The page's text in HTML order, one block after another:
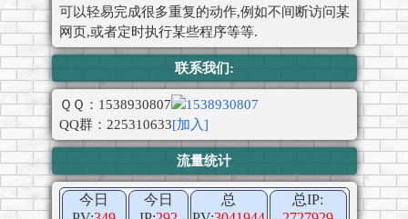
可以轻易完成很多重复的动作,例如不间断访问某
网页,或者定时执行某些程序等等.
联系我们:
ＱＱ：1538930807
QQ群：225310633[加入]
流量统计
今日
今日
总
总IP: